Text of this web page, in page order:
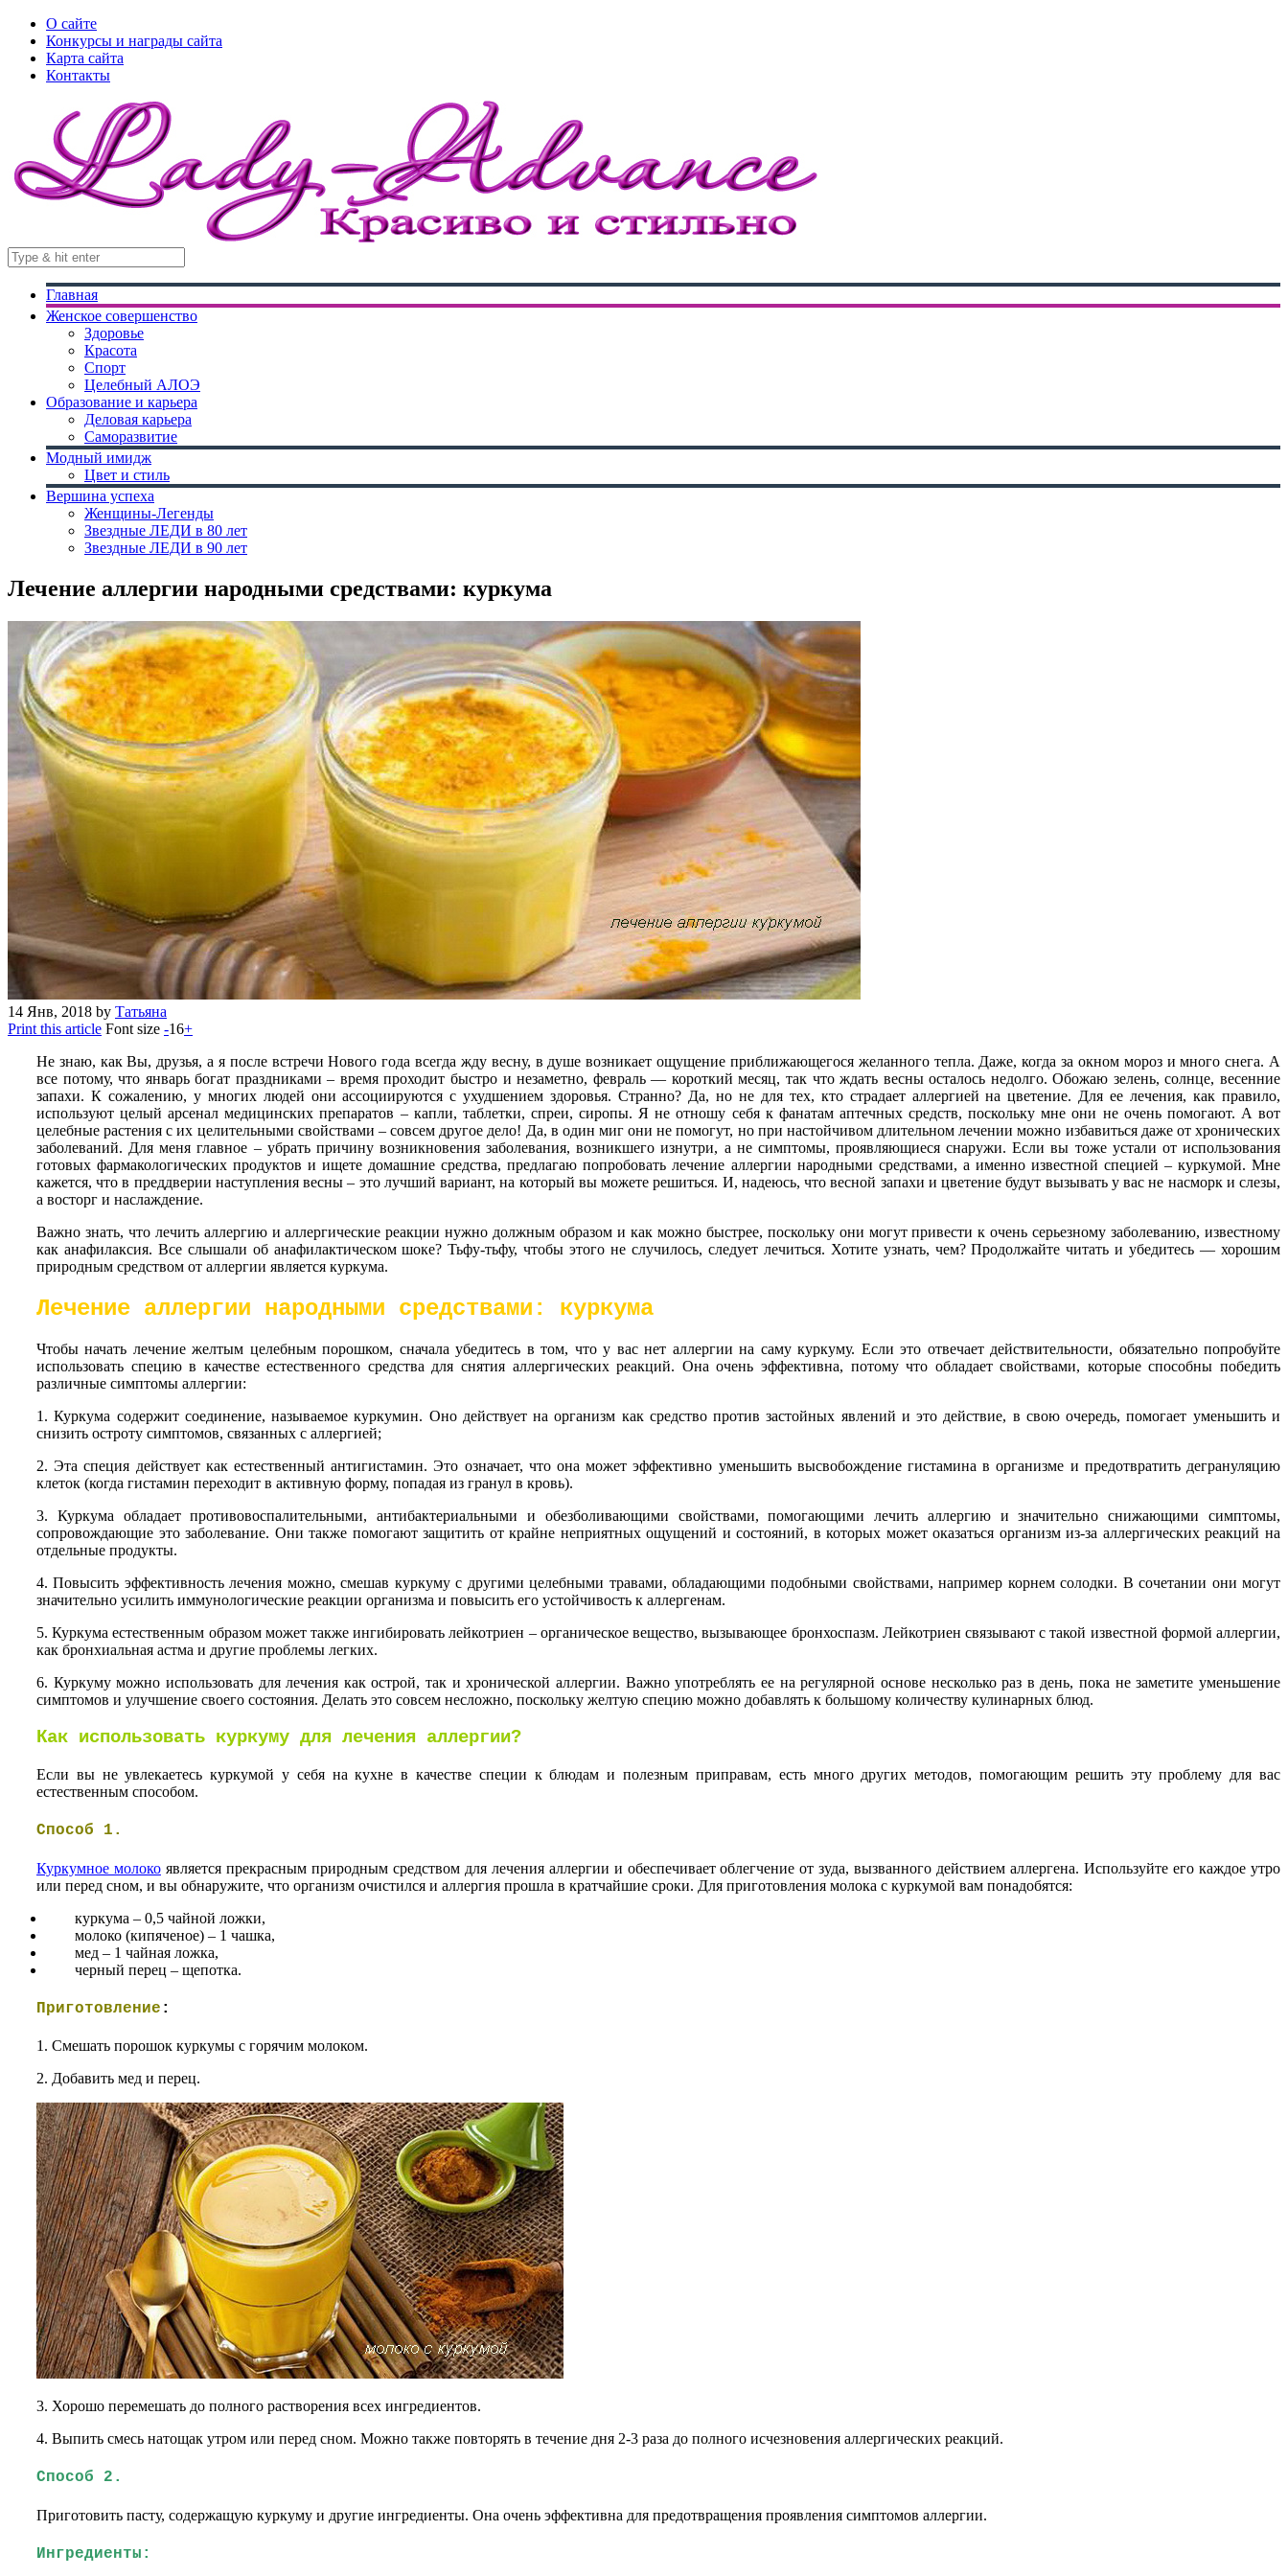
О сайте
Конкурсы и награды сайта
Карта сайта
Контакты
Главная
Женское совершенство
Здоровье
Красота
Спорт
Целебный АЛОЭ
Образование и карьера
Деловая карьера
Саморазвитие
Модный имидж
Цвет и стиль
Вершина успеха
Женщины-Легенды
Звездные ЛЕДИ в 80 лет
Звездные ЛЕДИ в 90 лет
Лечение аллергии народными средствами: куркума
14 Янв, 2018 by Татьяна
Print this article Font size -16+
Не знаю, как Вы, друзья, а я после встречи Нового года всегда жду весну, в душе возникает ощущение приближающегося желанного тепла. Даже, когда за окном мороз и много снега. А
все потому, что январь богат праздниками – время проходит быстро и незаметно, февраль — короткий месяц, так что ждать весны осталось недолго. Обожаю зелень, солнце, весенние
запахи. К сожалению, у многих людей они ассоциируются с ухудшением здоровья. Странно? Да, но не для тех, кто страдает аллергией на цветение. Для ее лечения, как правило,
используют целый арсенал медицинских препаратов – капли, таблетки, спреи, сиропы. Я не отношу себя к фанатам аптечных средств, поскольку мне они не очень помогают. А вот
целебные растения с их целительными свойствами – совсем другое дело! Да, в один миг они не помогут, но при настойчивом длительном лечении можно избавиться даже от хронических
заболеваний. Для меня главное – убрать причину возникновения заболевания, возникшего изнутри, а не симптомы, проявляющиеся снаружи. Если вы тоже устали от использования
готовых фармакологических продуктов и ищете домашние средства, предлагаю попробовать лечение аллергии народными средствами, а именно известной специей – куркумой. Мне
кажется, что в преддверии наступления весны – это лучший вариант, на который вы можете решиться. И, надеюсь, что весной запахи и цветение будут вызывать у вас не насморк и слезы,
а восторг и наслаждение.
Важно знать, что лечить аллергию и аллергические реакции нужно должным образом и как можно быстрее, поскольку они могут привести к очень серьезному заболеванию, известному
как анафилаксия. Все слышали об анафилактическом шоке? Тьфу-тьфу, чтобы этого не случилось, следует лечиться. Хотите узнать, чем? Продолжайте читать и убедитесь — хорошим
природным средством от аллергии является куркума.
Лечение аллергии народными средствами: куркума
Чтобы начать лечение желтым целебным порошком, сначала убедитесь в том, что у вас нет аллергии на саму куркуму. Если это отвечает действительности, обязательно попробуйте
использовать специю в качестве естественного средства для снятия аллергических реакций. Она очень эффективна, потому что обладает свойствами, которые способны победить
различные симптомы аллергии:
1. Куркума содержит соединение, называемое куркумин. Оно действует на организм как средство против застойных явлений и это действие, в свою очередь, помогает уменьшить и
снизить остроту симптомов, связанных с аллергией;
2. Эта специя действует как естественный антигистамин. Это означает, что она может эффективно уменьшить высвобождение гистамина в организме и предотвратить дегрануляцию
клеток (когда гистамин переходит в активную форму, попадая из гранул в кровь).
3. Куркума обладает противовоспалительными, антибактериальными и обезболивающими свойствами, помогающими лечить аллергию и значительно снижающими симптомы,
сопровождающие это заболевание. Они также помогают защитить от крайне неприятных ощущений и состояний, в которых может оказаться организм из-за аллергических реакций на
отдельные продукты.
4. Повысить эффективность лечения можно, смешав куркуму с другими целебными травами, обладающими подобными свойствами, например корнем солодки. В сочетании они могут
значительно усилить иммунологические реакции организма и повысить его устойчивость к аллергенам.
5. Куркума естественным образом может также ингибировать лейкотриен – органическое вещество, вызывающее бронхоспазм. Лейкотриен связывают с такой известной формой аллергии,
как бронхиальная астма и другие проблемы легких.
6. Куркуму можно использовать для лечения как острой, так и хронической аллергии. Важно употреблять ее на регулярной основе несколько раз в день, пока не заметите уменьшение
симптомов и улучшение своего состояния. Делать это совсем несложно, поскольку желтую специю можно добавлять к большому количеству кулинарных блюд.
Как использовать куркуму для лечения аллергии?
Если вы не увлекаетесь куркумой у себя на кухне в качестве специи к блюдам и полезным приправам, есть много других методов, помогающим решить эту проблему для вас
естественным способом.
Способ 1.
Куркумное молокоявляется прекрасным природным средством для лечения аллергии и обеспечивает облегчение от зуда, вызванного действием аллергена. Используйте его каждое утро
или перед сном, и вы обнаружите, что организм очистился и аллергия прошла в кратчайшие сроки. Для приготовления молока с куркумой вам понадобятся:
куркума – 0,5 чайной ложки,
молоко (кипяченое) – 1 чашка,
мед – 1 чайная ложка,
черный перец – щепотка.
Приготовление :
1. Смешать порошок куркумы с горячим молоком.
2. Добавить мед и перец.
3. Хорошо перемешать до полного растворения всех ингредиентов.
4. Выпить смесь натощак утром или перед сном. Можно также повторять в течение дня 2-3 раза до полного исчезновения аллергических реакций.
Способ 2.
Приготовить пасту, содержащую куркуму и другие ингредиенты. Она очень эффективна для предотвращения проявления симптомов аллергии.
Ингредиенты: